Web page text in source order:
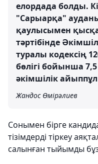
елордада болды.
"Сарыарқа"
қаулысымен
тәртібінде
туралы кодексің
бөлігі бойынша
әкімшілік
Жандос Өмірәлиев
Сонымен бірге
тізімдерді тіркеу
салынған тыйымды